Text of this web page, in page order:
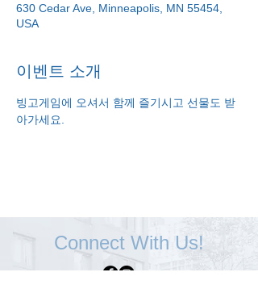
630 Cedar Ave, Minneapolis, MN 55454,
USA
이벤트 소개
빙고게임에 오셔서 함께 즐기시고 선물도 받
아가세요.
Connect With Us!